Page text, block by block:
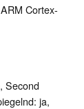
Cortex-
Second
ja,